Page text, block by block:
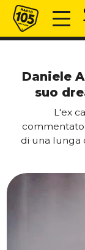
Vai al contenuto
Radio 105
Daniele
suo
L'ex
di una lunga